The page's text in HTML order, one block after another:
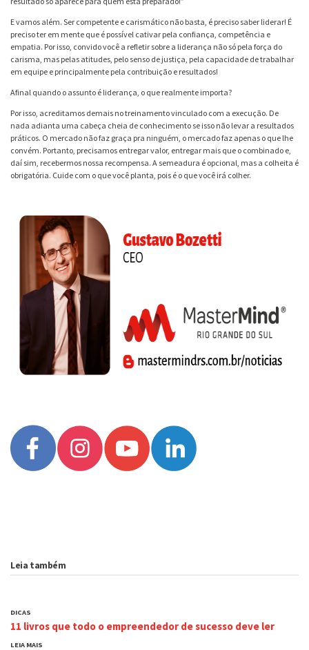
E vamos além. Ser competente e carismático não basta, é preciso saber liderar! É
preciso ter em mente que é possível cativar pela confiança, competência e
empatia. Por isso, convido você a refletir sobre a liderança não só pela força do
carisma, mas pelas atitudes, pelo senso de justiça, pela capacidade de trabalhar
em equipe e principalmente pela contribuição e resultados!
Afinal quando o assunto é liderança, o que realmente importa?
Por isso, acreditamos demais no treinamento vinculado com a execução. De
nada adianta uma cabeça cheia de conhecimento se isso não levar a resultados
práticos. O mercado não faz graça pra ninguém, o mercado faz apenas o que lhe
convém. Portanto, precisamos entregar valor, entregar mais que o combinado e,
daí sim, recebermos nossa recompensa. A semeadura é opcional, mas a colheita é
obrigatória. Cuide com o que você planta, pois é o que você irá colher.
Leia também
DICAS
11 livros que todo o empreendedor de sucesso deve ler
LEIA MAIS